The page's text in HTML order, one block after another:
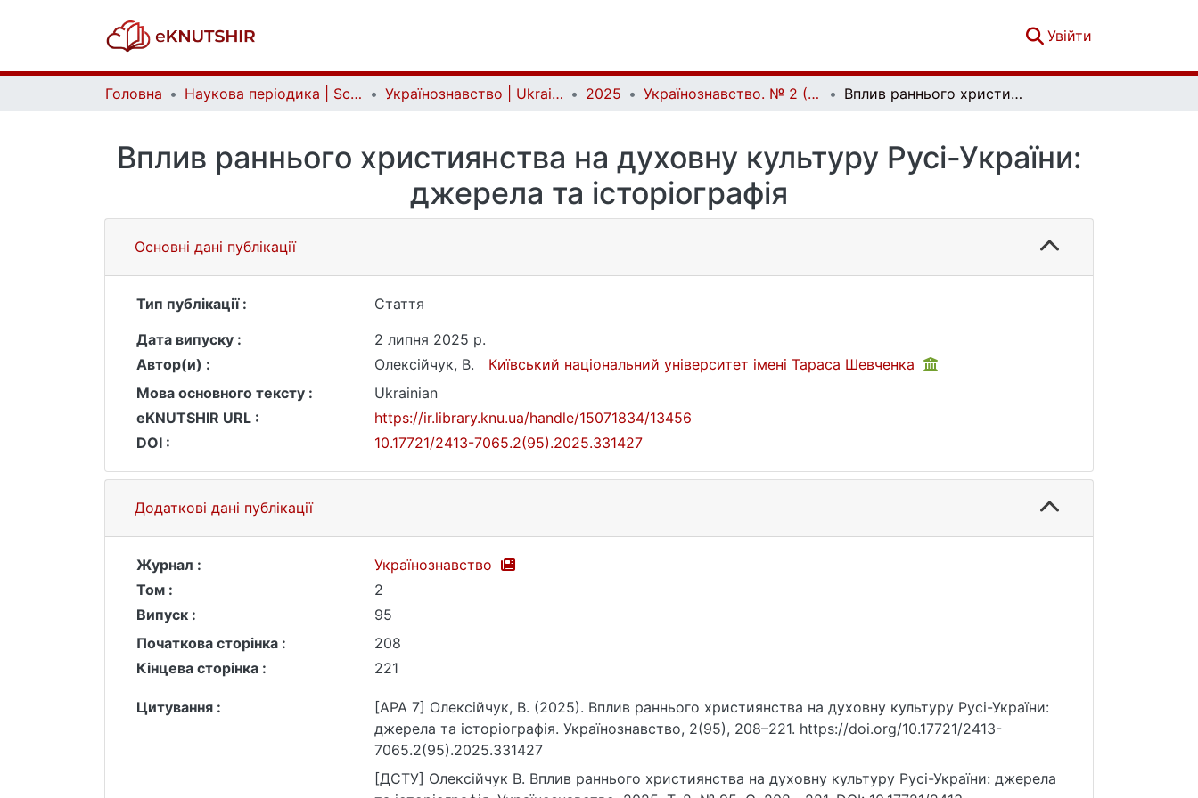
Увійти
Головна Наукова періодика | Scientific periodicals Українознавство | Ukrainian Studies 2025 Українознавство. № 2 (95) Вплив раннього християнства на духовну культуру Русі-України: джерела та історіографія
Вплив раннього християнства на духовну культуру Русі-України:
джерела та історіографія
Основні дані публікації
Тип публікації :
Стаття
Дата випуску :
2 липня 2025 р.
Автор(и) :
Олексійчук, В.
Київський національний університет імені Тараса Шевченка
Мова основного тексту :
Ukrainian
eKNUTSHIR URL :
https://ir.library.knu.ua/handle/15071834/13456
DOI :
10.17721/2413-7065.2(95).2025.331427
Додаткові дані публікації
Журнал :
Українознавство
Том :
2
Випуск :
95
Початкова сторінка :
208
Кінцева сторінка :
221
Цитування :
[APA 7] Олексійчук, В. (2025). Вплив раннього християнства на духовну культуру Русі-України:
джерела та історіографія. Українознавство, 2(95), 208–221. https://doi.org/10.17721/2413-
7065.2(95).2025.331427
[ДСТУ] Олексійчук В. Вплив раннього християнства на духовну культуру Русі-України: джерела